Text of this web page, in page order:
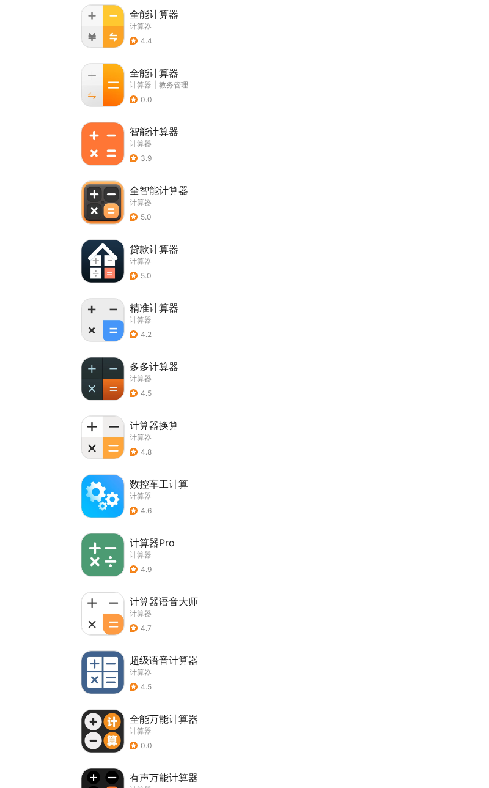
全能计算器
计算器
4.4
全能计算器
计算器
教务管理
0.0
智能计算器
计算器
3.9
全智能计算器
计算器
5.0
贷款计算器
计算器
5.0
精准计算器
计算器
4.2
多多计算器
计算器
4.5
计算器换算
计算器
4.8
数控车工计算
计算器
4.6
计算器Pro
计算器
4.9
计算器语音大师
计算器
4.7
超级语音计算器
计算器
4.5
全能万能计算器
计算器
0.0
有声万能计算器